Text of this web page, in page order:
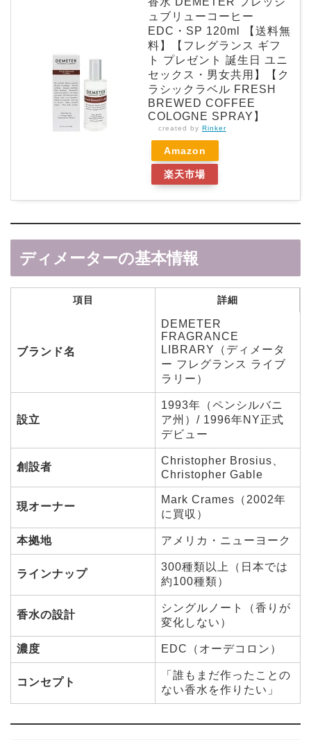
ュブリューコーヒー
EDC・SP 120ml 【送料無
料】【フレグランス ギフ
ト プレゼント 誕生日 ユニ
セックス・男女共用】【ク
ラシックラベル FRESH
BREWED COFFEE
COLOGNE SPRAY】
created by Rinker
Amazon
楽天市場
ディメーターの基本情報
項目 詳細
ブランド名
DEMETER
FRAGRANCE
LIBRARY（ディメータ
ー フレグランス ライブ
ラリー）
設立
1993年（ペンシルバニ
ア州）/ 1996年NY正式
デビュー
創設者
Christopher Brosius、
Christopher Gable
現オーナー
Mark Crames（2002年
に買収）
本拠地 アメリカ・ニューヨーク
ラインナップ
300種類以上（日本では
約100種類）
香水の設計
シングルノート（香りが
変化しない）
濃度 EDC（オーデコロン）
コンセプト
「誰もまだ作ったことの
ない香水を作りたい」